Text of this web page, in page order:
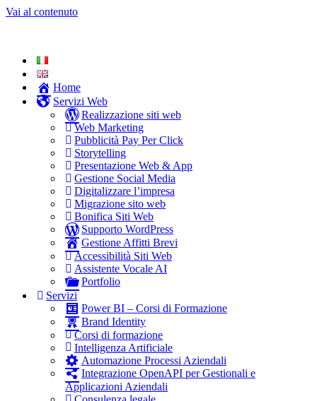
Vai al contenuto
Home
Servizi Web
Realizzazione siti web
Web Marketing
Pubblicità Pay Per Click
Storytelling
Presentazione Web & App
Gestione Social Media
Digitalizzare l’impresa
Migrazione sito web
Bonifica Siti Web
Supporto WordPress
Gestione Affitti Brevi
Accessibilità Siti Web
Assistente Vocale AI
Portfolio
Servizi
Power BI – Corsi di Formazione
Brand Identity
Corsi di formazione
Intelligenza Artificiale
Automazione Processi Aziendali
Integrazione OpenAPI per Gestionali e
Applicazioni Aziendali